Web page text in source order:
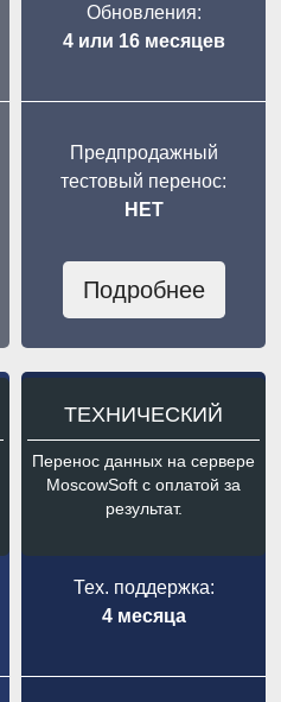
Обновления:
4 или 16 месяцев
Предпродажный
тестовый перенос:
НЕТ
Подробнее
ТЕХНИЧЕСКИЙ
Перенос данных на сервере
MoscowSoft с оплатой за
результат.
Тех. поддержка:
4 месяца